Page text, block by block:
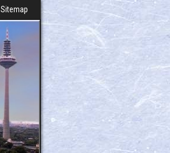
Sitemap